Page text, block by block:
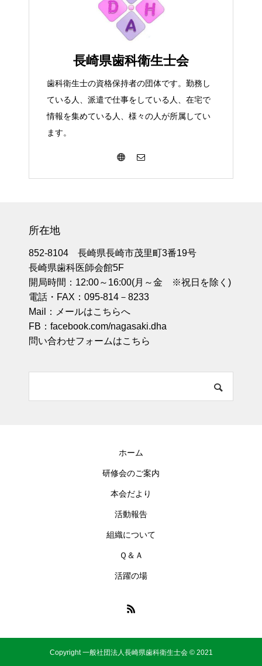
長崎県歯科衛生士会
歯科衛生士の資格保持者の団体です。勤務し
ている人、派遣で仕事をしている人、在宅で
情報を集めている人、様々の人が所属してい
ます。
所在地
852-8104 長崎県長崎市茂里町3番19号
長崎県歯科医師会館5F
開局時間：12:00～16:00(月～金 ※祝日を除く)
電話・FAX：095-814－8233
Mail：
メールはこちらへ
FB： facebook.com/nagasaki.dha
問い合わせフォームはこちら
ホーム
研修会のご案内
本会だより
活動報告
組織について
Ｑ＆Ａ
活躍の場
Copyright 一般社団法人長崎県歯科衛生士会 © 2021